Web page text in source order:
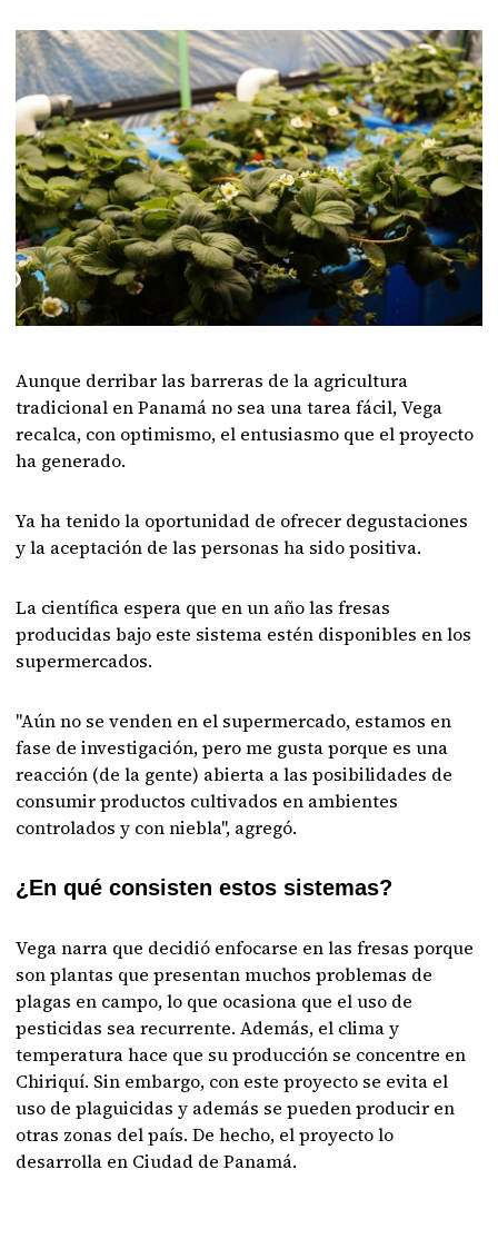
Aunque derribar las barreras de la agricultura
tradicional en Panamá no sea una tarea fácil, Vega
recalca, con optimismo, el entusiasmo que el proyecto
ha generado.
Ya ha tenido la oportunidad de ofrecer degustaciones
y la aceptación de las personas ha sido positiva.
La científica espera que en un año las fresas
producidas bajo este sistema estén disponibles en los
supermercados.
"Aún no se venden en el supermercado, estamos en
fase de investigación, pero me gusta porque es una
reacción (de la gente) abierta a las posibilidades de
consumir productos cultivados en ambientes
controlados y con niebla", agregó.
¿En qué consisten estos sistemas?
Vega narra que decidió enfocarse en las fresas porque
son plantas que presentan muchos problemas de
plagas en campo, lo que ocasiona que el uso de
pesticidas sea recurrente. Además, el clima y
temperatura hace que su producción se concentre en
Chiriquí. Sin embargo, con este proyecto se evita el
uso de plaguicidas y además se pueden producir en
otras zonas del país. De hecho, el proyecto lo
desarrolla en Ciudad de Panamá.